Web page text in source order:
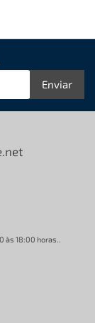
Enviar
às 18:00 horas..